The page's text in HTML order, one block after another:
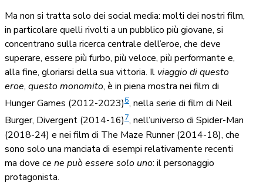
Ma non si tratta solo dei social media: molti dei nostri film,
in particolare quelli rivolti a un pubblico più giovane, si
concentrano sulla ricerca centrale dell’eroe, che deve
superare, essere più furbo, più veloce, più performante e,
alla fine, gloriarsi della sua vittoria. Il viaggio di questo
eroe, questo monomito, è in piena mostra nei film di
Hunger Games (2012-2023)6, nella serie di film di Neil
Burger, Divergent (2014-16)7, nell’universo di Spider-Man
(2018-24) e nei film di The Maze Runner (2014-18), che
sono solo una manciata di esempi relativamente recenti
ma dove ce ne può essere solo uno: il personaggio
protagonista.